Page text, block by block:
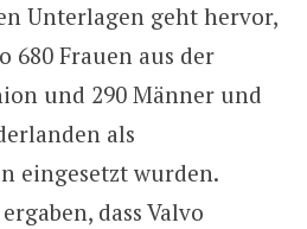
Unterlagen geht hervor,
680 Frauen aus der
und 290 Männer und
als
eingesetzt wurden.
dass Valvo